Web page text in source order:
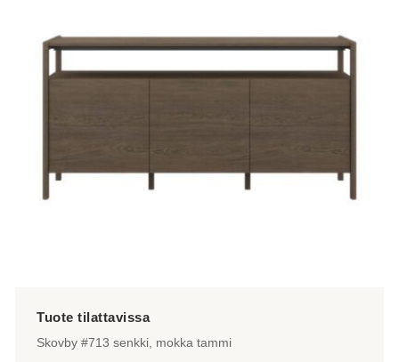
Skovby #713 senkki, mokka tammi